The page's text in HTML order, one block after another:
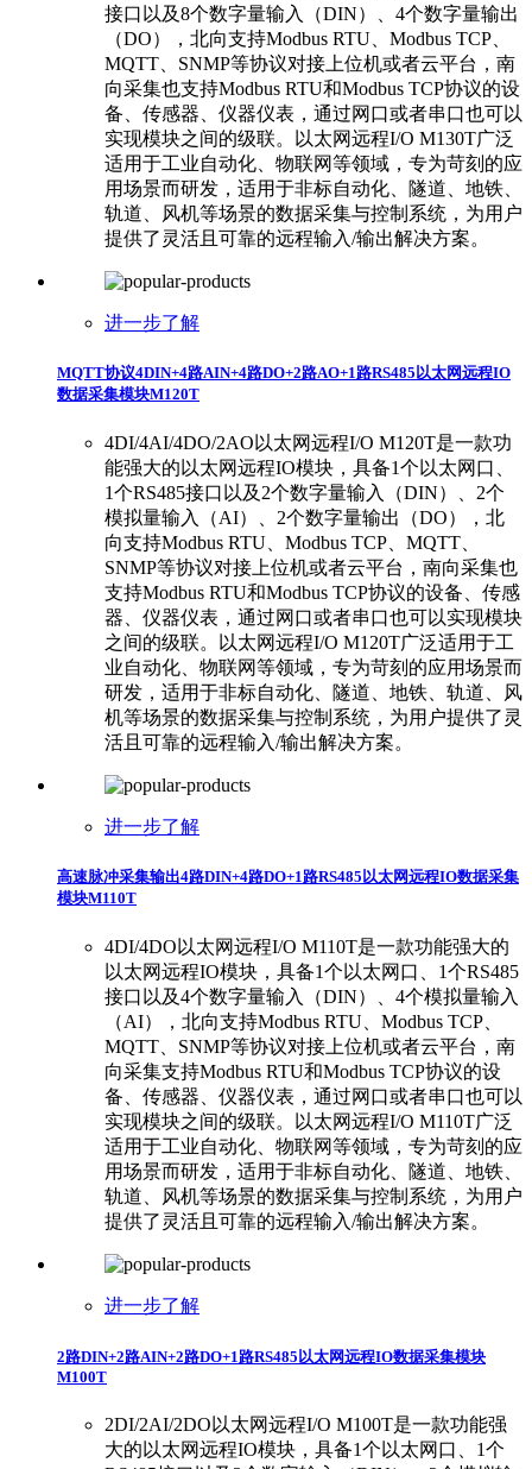
接口以及8个数字量输入（DIN）、4个数字量输出
（DO），北向支持Modbus RTU、Modbus TCP、
MQTT、SNMP等协议对接上位机或者云平台，南
向采集也支持Modbus RTU和Modbus TCP协议的设
备、传感器、仪器仪表，通过网口或者串口也可以
实现模块之间的级联。以太网远程I/O M130T广泛
适用于工业自动化、物联网等领域，专为苛刻的应
用场景而研发，适用于非标自动化、隧道、地铁、
轨道、风机等场景的数据采集与控制系统，为用户
提供了灵活且可靠的远程输入/输出解决方案。
进一步了解
MQTT协议4DIN+4路AIN+4路DO+2路AO+1路RS485以太网远程IO
数据采集模块M120T
4DI/4AI/4DO/2AO以太网远程I/O M120T是一款功
能强大的以太网远程IO模块，具备1个以太网口、
1个RS485接口以及2个数字量输入（DIN）、2个
模拟量输入（AI）、2个数字量输出（DO），北
向支持Modbus RTU、Modbus TCP、MQTT、
SNMP等协议对接上位机或者云平台，南向采集也
支持Modbus RTU和Modbus TCP协议的设备、传感
器、仪器仪表，通过网口或者串口也可以实现模块
之间的级联。以太网远程I/O M120T广泛适用于工
业自动化、物联网等领域，专为苛刻的应用场景而
研发，适用于非标自动化、隧道、地铁、轨道、风
机等场景的数据采集与控制系统，为用户提供了灵
活且可靠的远程输入/输出解决方案。
进一步了解
高速脉冲采集输出4路DIN+4路DO+1路RS485以太网远程IO数据采集
模块M110T
4DI/4DO以太网远程I/O M110T是一款功能强大的
以太网远程IO模块，具备1个以太网口、1个RS485
接口以及4个数字量输入（DIN）、4个模拟量输入
（AI），北向支持Modbus RTU、Modbus TCP、
MQTT、SNMP等协议对接上位机或者云平台，南
向采集支持Modbus RTU和Modbus TCP协议的设
备、传感器、仪器仪表，通过网口或者串口也可以
实现模块之间的级联。以太网远程I/O M110T广泛
适用于工业自动化、物联网等领域，专为苛刻的应
用场景而研发，适用于非标自动化、隧道、地铁、
轨道、风机等场景的数据采集与控制系统，为用户
提供了灵活且可靠的远程输入/输出解决方案。
进一步了解
2路DIN+2路AIN+2路DO+1路RS485以太网远程IO数据采集模块
M100T
2DI/2AI/2DO以太网远程I/O M100T是一款功能强
大的以太网远程IO模块，具备1个以太网口、1个